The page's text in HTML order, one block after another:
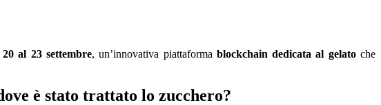
al 23 settembre, un’innovativa piattaforma blockchain dedicata al gelatoche
è stato trattato lo zucchero?